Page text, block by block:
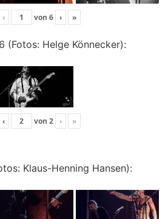
‹ von 6 › »
(Fotos: Helge Könnecker):
‹ von 2 › »
Klaus-Henning Hansen):